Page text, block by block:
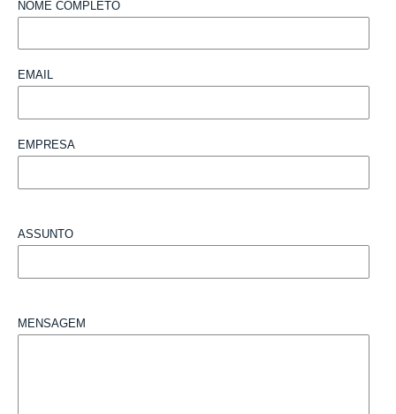
NOME COMPLETO
EMAIL
EMPRESA
ASSUNTO
MENSAGEM